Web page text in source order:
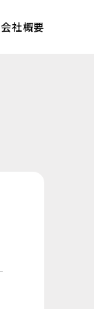
会社概要